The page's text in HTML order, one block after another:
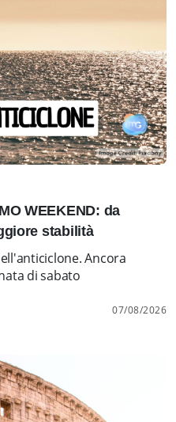
WEEKEND: da
stabilità
Ancora
di sabato
07/08/2026